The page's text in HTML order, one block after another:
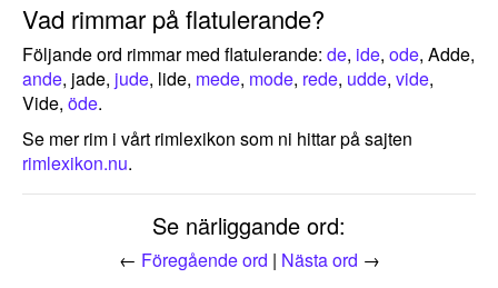
Vad rimmar på flatulerande?
Följande ord rimmar med flatulerande: de, ide, ode, Adde,
ande, jade, jude, lide, mede, mode, rede, udde, vide,
Vide, öde.
Se mer rim i vårt rimlexikon som ni hittar på sajten
rimlexikon.nu.
Se närliggande ord:
← Föregående ord | Nästa ord →